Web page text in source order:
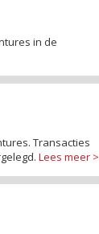
in de
Transacties
Lees meer >